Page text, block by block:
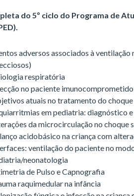
do 5º ciclo do Programa de
adversos associados à
respiratória
no paciente imunocomprometido
atuais no tratamento do
em pediatria: diagnóstico
da microcirculação no choque
acidobásico na criança com
ventilação do paciente no
neonatologia
de Pulso e Capnografia
raquimedular na infância